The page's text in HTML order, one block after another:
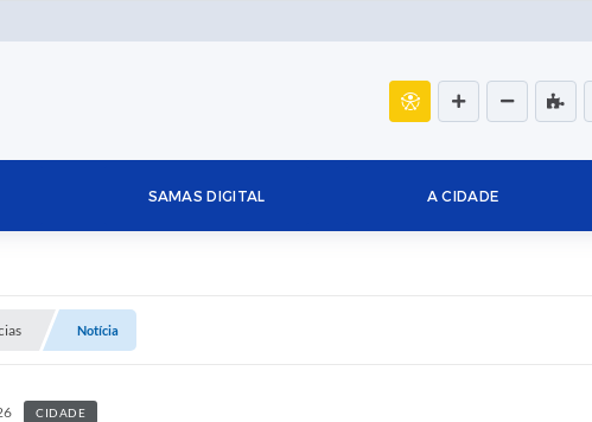
SAMAS DIGITAL A CIDADE
Notícia
CIDADE